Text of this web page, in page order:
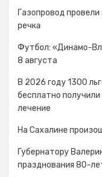
Газопровод
речка
Футбол: «Динамо-
8 августа
В 2026 году 1300
бесплатно
лечение
На Сахалине
Губернатору
празднования 80-